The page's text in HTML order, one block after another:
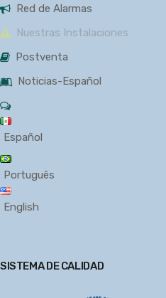
Red de Alarmas
Nuestras Instalaciones
Postventa
Noticias-Español
Español
Português
English
SISTEMA DE CALIDAD